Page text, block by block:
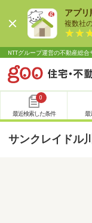
アプリ
複数社
NTTグループ運営の不動産総
0
最近検索した条件 最
サンクレイドル